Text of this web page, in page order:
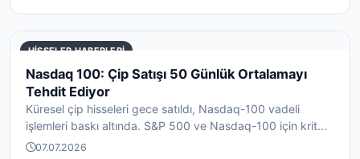
HISSELER HABERLERI
Nasdaq 100: Çip Satışı 50 Günlük Ortalamayı
Tehdit Ediyor
Küresel çip hisseleri gece satıldı, Nasdaq-100 vadeli
işlemleri baskı altında. S&P 500 ve Nasdaq-100 için krit...
07.07.2026